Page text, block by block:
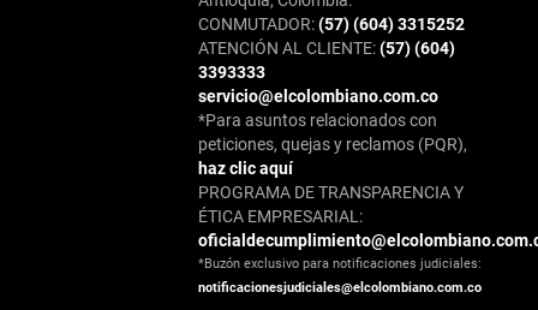
CONMUTADOR:(57) (604) 3315252
ATENCIÓN AL CLIENTE:(57) (604)
3393333
servicio@elcolombiano.com.co
*Para asuntos relacionados con
peticiones, quejas y reclamos (PQR),
haz clic aquí
PROGRAMA DE TRANSPARENCIA Y
ÉTICA EMPRESARIAL:
*Buzón exclusivo para notificaciones judiciales:
notificacionesjudiciales@elcolombiano.com.co